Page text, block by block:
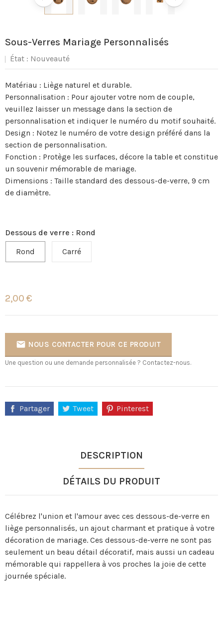
Sous-Verres Mariage Personnalisés
État : Nouveauté
Matériau : Liège naturel et durable.
Personnalisation : Pour ajouter votre nom de couple,
veuillez laisser un message dans la section de
personnalisation et indiquer le numéro du motif souhaité.
Design : Notez le numéro de votre design préféré dans la
section de personnalisation.
Fonction : Protège les surfaces, décore la table et constitue
un souvenir mémorable de mariage.
Dimensions : Taille standard des dessous-de-verre, 9 cm
de diamètre.
Dessous de verre : Rond
Rond
Carré
2,00 €
 NOUS CONTACTER POUR CE PRODUIT
Une question ou une demande personnalisée ? Contactez-nous.
Partager Tweet Pinterest
DESCRIPTION
DÉTAILS DU PRODUIT
Célébrez l'union et l'amour avec ces dessous-de-verre en
liège personnalisés, un ajout charmant et pratique à votre
décoration de mariage. Ces dessous-de-verre ne sont pas
seulement un beau détail décoratif, mais aussi un cadeau
mémorable qui rappellera à vos proches la joie de cette
journée spéciale.